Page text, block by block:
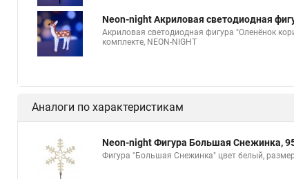
Neon-night Акриловая светодиодная
Акриловая светодиодная фигура "Оленёнок
комплекте, NEON-NIGHT
Аналоги по характеристикам
Neon-night Фигура Большая Снежинка,
Фигура "Большая Снежинка" цвет белый,